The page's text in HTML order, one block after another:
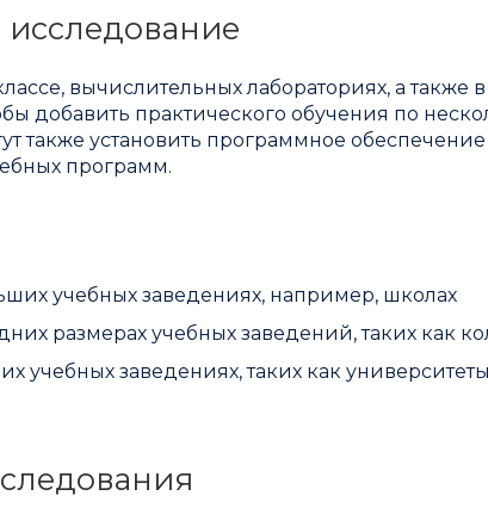
вычислительных лабораториях, а также в
добавить практического обучения по
установить программное обеспечение
программ.
учебных заведениях, например, школах
размерах учебных заведений, таких как
учебных заведениях, таких как